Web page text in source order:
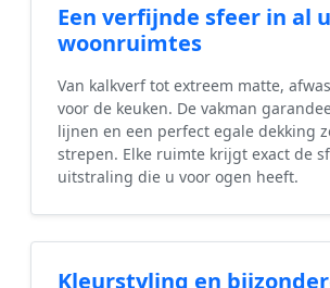
Een verfijnde sfeer in al
woonruimtes
Van kalkverf tot extreem matte,
voor de keuken. De vakman
lijnen en een perfect egale dekking
strepen. Elke ruimte krijgt exact de
uitstraling die u voor ogen heeft.
Kleurstyling en